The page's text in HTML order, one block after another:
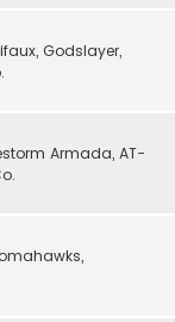
Godslayer,
Armada, AT-